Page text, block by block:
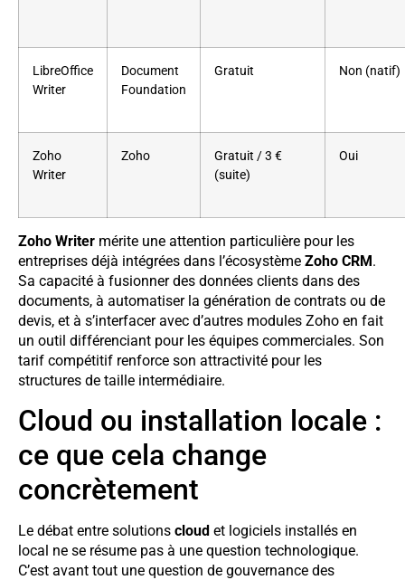
LibreOffice
Writer
Document
Foundation
Gratuit Non (natif)
Zoho
Writer
Zoho
Gratuit / 3 €
(suite)
Oui
Zoho Writer mérite une attention particulière pour les
entreprises déjà intégrées dans l’écosystème Zoho CRM.
Sa capacité à fusionner des données clients dans des
documents, à automatiser la génération de contrats ou de
devis, et à s’interfacer avec d’autres modules Zoho en fait
un outil différenciant pour les équipes commerciales. Son
tarif compétitif renforce son attractivité pour les
structures de taille intermédiaire.
Cloud ou installation locale :
ce que cela change
concrètement
Le débat entre solutions cloud et logiciels installés en
local ne se résume pas à une question technologique.
C’est avant tout une question de gouvernance des